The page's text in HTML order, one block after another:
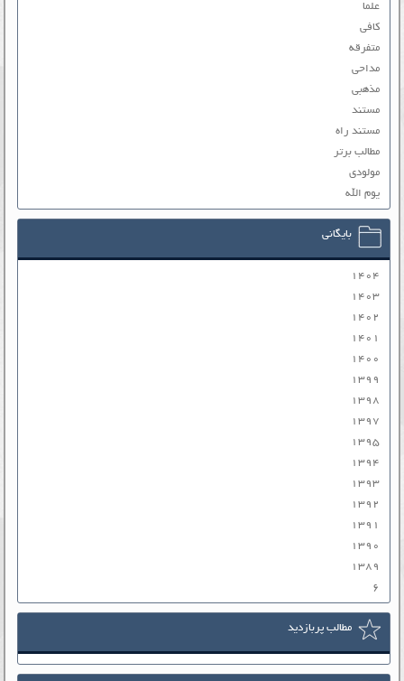
علما
کافی
متفرقه
مداحی
مذهبی
مستند
مستند راه
مطالب برتر
مولودی
یوم الله
بایگانی
۱۴۰۴
۱۴۰۳
۱۴۰۲
۱۴۰۱
۱۴۰۰
۱۳۹۹
۱۳۹۸
۱۳۹۷
۱۳۹۵
۱۳۹۴
۱۳۹۳
۱۳۹۲
۱۳۹۱
۱۳۹۰
۱۳۸۹
۶
مطالب پربازدید